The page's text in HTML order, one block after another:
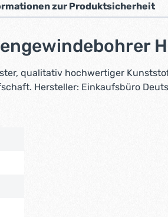
zur Produktsicherheit
qualitativ hochwertiger
Hersteller: Einkaufsbüro